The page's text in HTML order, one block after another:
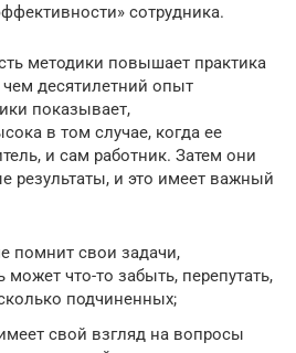
сотрудника.
методики повышает практика
десятилетний опыт
показывает,
в том случае, когда ее
и сам работник. Затем они
результаты, и это имеет важный
помнит свои задачи,
может что-то забыть, перепутать,
подчиненных;
свой взгляд на вопросы